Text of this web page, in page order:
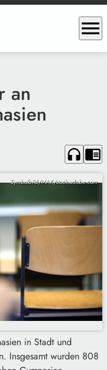
menu
an
headphones chrome_reader_mode
Symbolbild/MAK/stock.adobe.com
in Stadt und
Insgesamt wurden 808